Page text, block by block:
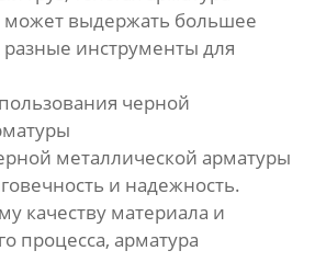
может выдержать большее
инструменты для
черной
металлической арматуры
и надежность.
качеству материала и
процесса, арматура